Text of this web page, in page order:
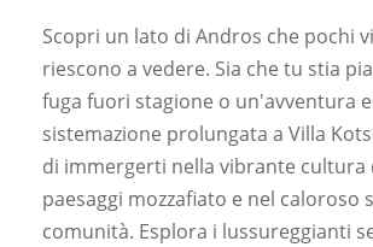
Scopri un lato di Andros che pochi
riescono a vedere. Sia che tu stia
fuga fuori stagione o un'avventura
sistemazione prolungata a Villa
di immergerti nella vibrante cultura
paesaggi mozzafiato e nel caloroso
comunità. Esplora i lussureggianti